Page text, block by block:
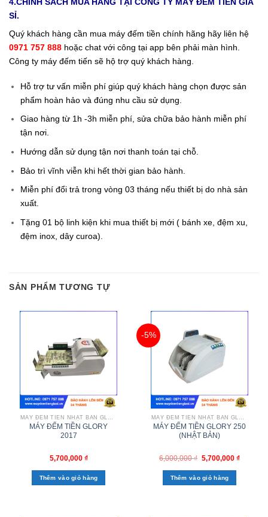
SỈ.
Quý khách hàng cần mua máy đếm tiền chính hãng hãy liên hệ
0971 757 888 hoặc chat với công tại app bên phải màn hình.
Công ty máy đếm tiến sẽ hộ trợ quý khách hàng.
Hỗ trợ tư vấn miễn phí giúp quý khách hàng chọn được sản
phẩm hoàn hảo và đúng nhu cầu sử dụng.
Giao hàng từ 1h -3h miễn phí, sửa chữa bảo hành miễn phí
tận nơi.
Hướng dẫn sử dụng tận nơi thanh toán tại chỗ.
Bảo trì vĩnh viễn khi hết thời gian bảo hành.
Miễn phí đổi trả trong vòng 03 tháng nếu thiết bị do nhà sản
xuất.
Tặng 01 bộ linh kiện khi mua thiết bị mới ( bánh xe, đệm xu,
đệm inox, dây curoa).
SẢN PHẨM TƯƠNG TỰ
MÁY ĐẾM TIỀN GLORY
2017
5,700,000 ₫
Thêm vào giỏ hàng
-5%
MÁY ĐẾM TIỀN GLORY 250
(NHẬT BẢN)
6,000,000₫ 5,700,000 ₫
Thêm vào giỏ hàng